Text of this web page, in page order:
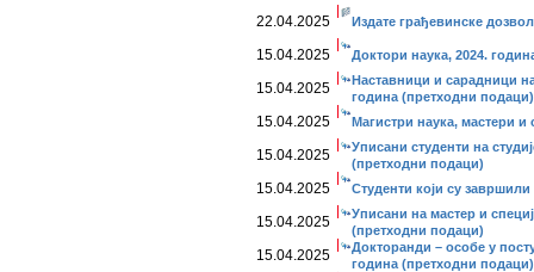
22.04.2025 Издате грађевинске
15.04.2025 Доктори наука, 2024.
15.04.2025
Наставници и сарадници
година (претходни подаци)
15.04.2025 Магистри наука, мастери и
15.04.2025
Уписани студенти на
(претходни подаци)
15.04.2025 Студенти који су
15.04.2025
Уписани на мастер и
(претходни подаци)
15.04.2025
Докторанди – особе у
година (претходни подаци)